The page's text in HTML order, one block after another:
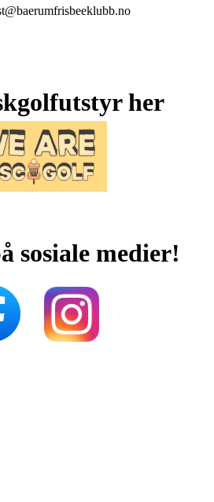
her
sosiale medier!